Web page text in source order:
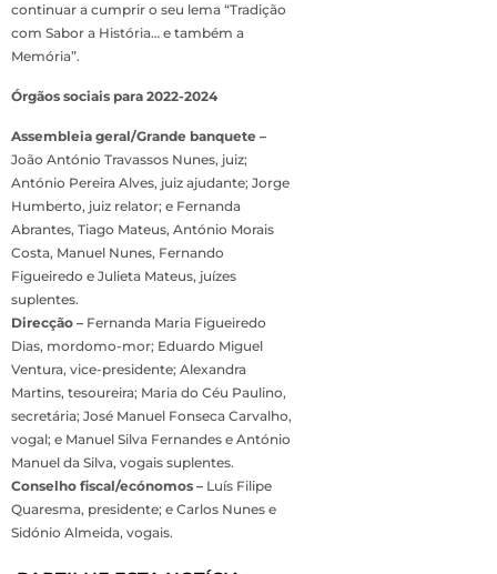
continuar a cumprir o seu lema “Tradição
com Sabor a História… e também a
Memória”.
Órgãos sociais para 2022-2024
Assembleia geral/Grande banquete –
João António Travassos Nunes, juiz;
António Pereira Alves, juiz ajudante; Jorge
Humberto, juiz relator; e Fernanda
Abrantes, Tiago Mateus, António Morais
Costa, Manuel Nunes, Fernando
Figueiredo e Julieta Mateus, juízes
suplentes.
Direcção – Fernanda Maria Figueiredo
Dias, mordomo-mor; Eduardo Miguel
Ventura, vice-presidente; Alexandra
Martins, tesoureira; Maria do Céu Paulino,
secretária; José Manuel Fonseca Carvalho,
vogal; e Manuel Silva Fernandes e António
Manuel da Silva, vogais suplentes.
Conselho fiscal/ecónomos – Luís Filipe
Quaresma, presidente; e Carlos Nunes e
Sidónio Almeida, vogais.